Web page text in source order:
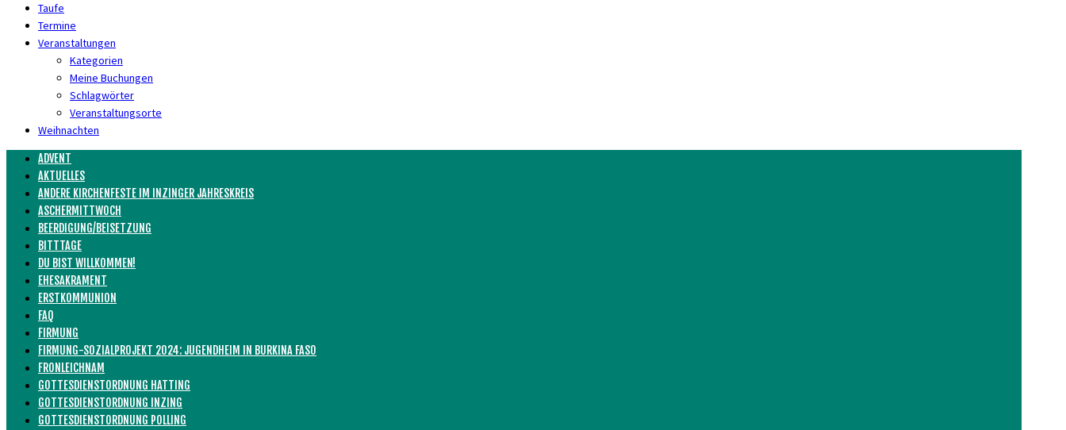
Taufe
Termine
Veranstaltungen
Kategorien
Meine Buchungen
Schlagwörter
Veranstaltungsorte
Weihnachten
ADVENT
AKTUELLES
ANDERE KIRCHENFESTE IM INZINGER JAHRESKREIS
ASCHERMITTWOCH
BEERDIGUNG/BEISETZUNG
BITTTAGE
DU BIST WILLKOMMEN!
EHESAKRAMENT
ERSTKOMMUNION
FAQ
FIRMUNG
FIRMUNG-SOZIALPROJEKT 2024: JUGENDHEIM IN BURKINA FASO
FRONLEICHNAM
GOTTESDIENSTORDNUNG HATTING
GOTTESDIENSTORDNUNG INZING
GOTTESDIENSTORDNUNG POLLING